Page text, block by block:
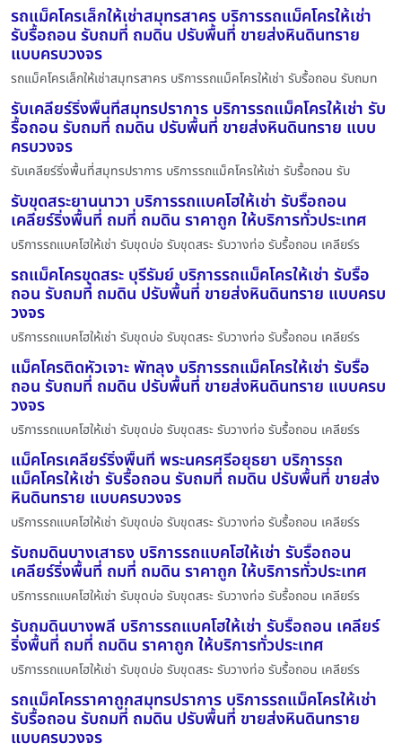
รถแม็คโครเล็กให้เช่าสมุทรสาคร บริการรถแม็คโครให้เช่า
รับรื้อถอน รับถมที่ ถมดิน ปรับพื้นที่ ขายส่งหินดินทราย
แบบครบวงจร
รถแม็คโครเล็กให้เช่าสมุทรสาคร บริการรถแม็คโครให้เช่า รับรื้อถอน รับถมท
รับเคลียร์ริ่งพื้นที่สมุทรปราการ บริการรถแม็คโครให้เช่า รับ
รื้อถอน รับถมที่ ถมดิน ปรับพื้นที่ ขายส่งหินดินทราย แบบ
ครบวงจร
รับเคลียร์ริ่งพื้นที่สมุทรปราการ บริการรถแม็คโครให้เช่า รับรื้อถอน รับ
รับขุดสระยานนาวา บริการรถแบคโฮให้เช่า รับรื้อถอน
เคลียร์ริ่งพื้นที่ ถมที่ ถมดิน ราคาถูก ให้บริการทั่วประเทศ
บริการรถแบคโฮให้เช่า รับขุดบ่อ รับขุดสระ รับวางท่อ รับรื้อถอน เคลียร์ร
รถแม็คโครขุดสระ บุรีรัมย์ บริการรถแม็คโครให้เช่า รับรื้อ
ถอน รับถมที่ ถมดิน ปรับพื้นที่ ขายส่งหินดินทราย แบบครบ
วงจร
บริการรถแบคโฮให้เช่า รับขุดบ่อ รับขุดสระ รับวางท่อ รับรื้อถอน เคลียร์ร
แม็คโครติดหัวเจาะ พัทลุง บริการรถแม็คโครให้เช่า รับรื้อ
ถอน รับถมที่ ถมดิน ปรับพื้นที่ ขายส่งหินดินทราย แบบครบ
วงจร
บริการรถแบคโฮให้เช่า รับขุดบ่อ รับขุดสระ รับวางท่อ รับรื้อถอน เคลียร์ร
แม็คโครเคลียร์ริ่งพื้นที่ พระนครศรีอยุธยา บริการรถ
แม็คโครให้เช่า รับรื้อถอน รับถมที่ ถมดิน ปรับพื้นที่ ขายส่ง
หินดินทราย แบบครบวงจร
บริการรถแบคโฮให้เช่า รับขุดบ่อ รับขุดสระ รับวางท่อ รับรื้อถอน เคลียร์ร
รับถมดินบางเสาธง บริการรถแบคโฮให้เช่า รับรื้อถอน
เคลียร์ริ่งพื้นที่ ถมที่ ถมดิน ราคาถูก ให้บริการทั่วประเทศ
บริการรถแบคโฮให้เช่า รับขุดบ่อ รับขุดสระ รับวางท่อ รับรื้อถอน เคลียร์ร
รับถมดินบางพลี บริการรถแบคโฮให้เช่า รับรื้อถอน เคลียร์
ริ่งพื้นที่ ถมที่ ถมดิน ราคาถูก ให้บริการทั่วประเทศ
บริการรถแบคโฮให้เช่า รับขุดบ่อ รับขุดสระ รับวางท่อ รับรื้อถอน เคลียร์ร
รถแม็คโครราคาถูกสมุทรปราการ บริการรถแม็คโครให้เช่า
รับรื้อถอน รับถมที่ ถมดิน ปรับพื้นที่ ขายส่งหินดินทราย
แบบครบวงจร